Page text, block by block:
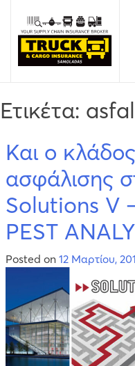
content
Ετικέτα:
Και ο
ασφάλισης
Solutions V
PEST
Posted on 12 Μαρτίου,